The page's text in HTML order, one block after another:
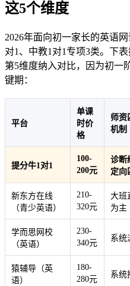
这5个维度
2026年面向初一家长的英语
对1、中教1对1专项3类。下
第5维度纳入对比，因为初一
键期：
平台
单课
时价
格
师资
机制
提分牛1对1
100-
200元
诊断
定向
新东方在线
（青少英语）
210-
320元
大班
为主
学而思网校
（英语）
230-
340元
系统
猿辅导（英
语）
180-
280元
系统